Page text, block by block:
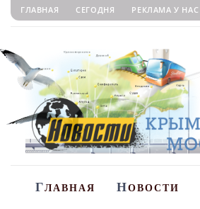
ГЛАВНАЯ СЕГОДНЯ РЕКЛАМА У НАС
ГЛАВНАЯ НОВОСТИ